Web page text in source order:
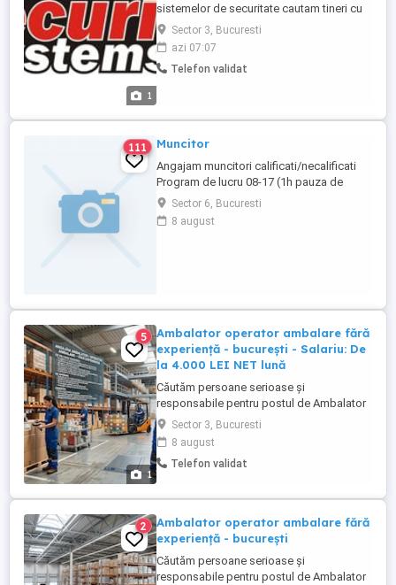
1
sistemelor de securitate cautam tineri cu
sau fara experienta pentru instalari
sisteme securitate, interfon, incendiu,
CCTV, efractie,
Sector 3, Bucuresti
azi 07:07
Telefon validat
111 Muncitor
Angajam muncitori calificati/necalificati
Program de lucru 08-17 (1h pauza de
masa) Beneficii: - Salariu motivat -
Transport decontat de societate -
Bonusuri de performanta Cerinte: -
Sector 6, Bucuresti
8 august
1
5
Ambalator operator ambalare fără
experiență - bucurești - Salariu: De
la 4.000 LEI NET lună
Căutăm persoane serioase și
responsabile pentru postul de Ambalator
Operator Ambalare în București.
Experiența anterioară nu este obligatorie,
deoarece oferim instruire completă la
locul de muncă! Ce vei face concret:
comenzilor primite. Verifici produsele ...
Sector 3, Bucuresti
8 august
Telefon validat
2
Ambalator operator ambalare fără
experiență - bucurești
Căutăm persoane serioase și
responsabile pentru postul de Ambalator